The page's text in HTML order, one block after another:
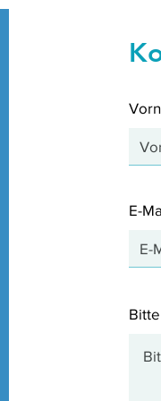
Light Therapy on
Central
E-